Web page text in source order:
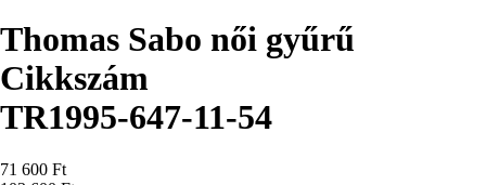
Thomas Sabo női gyűrű
Cikkszám
TR1995-647-11-54
Ár
71 600 Ft